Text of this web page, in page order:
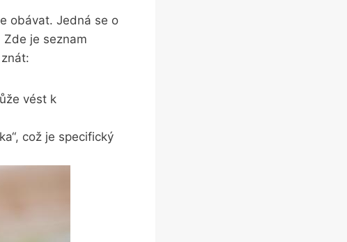
obávat. Jedná se o
je seznam
⁢vést k
což ⁢je ​specifický